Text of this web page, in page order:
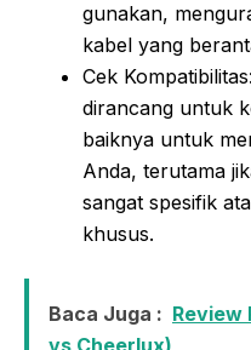
gunakan,
kabel yang
Cek
dirancang untuk
baiknya untuk
Anda, terutama
sangat spesifik
khusus.
Baca Juga : Review
vs Cheerlux)